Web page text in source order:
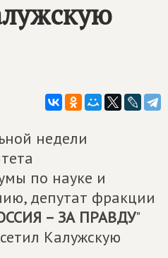
недели
по науке и
депутат фракции
– ЗА ПРАВДУ"
Калужскую